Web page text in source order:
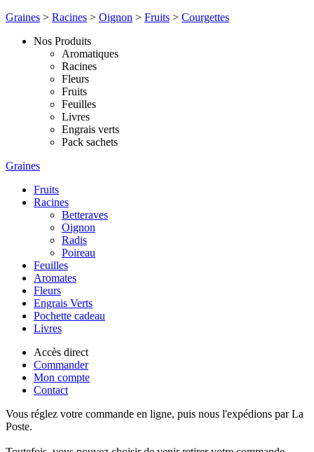
Graines > Racines > Oignon > Fruits > Courgettes
Nos Produits
Aromatiques
Racines
Fleurs
Fruits
Feuilles
Livres
Engrais verts
Pack sachets
Graines
Fruits
Racines
Betteraves
Oignon
Radis
Poireau
Feuilles
Aromates
Fleurs
Engrais Verts
Pochette cadeau
Livres
Accès direct
Commander
Mon compte
Contact
Vous réglez votre commande en ligne, puis nous l'expédions par La
Poste.